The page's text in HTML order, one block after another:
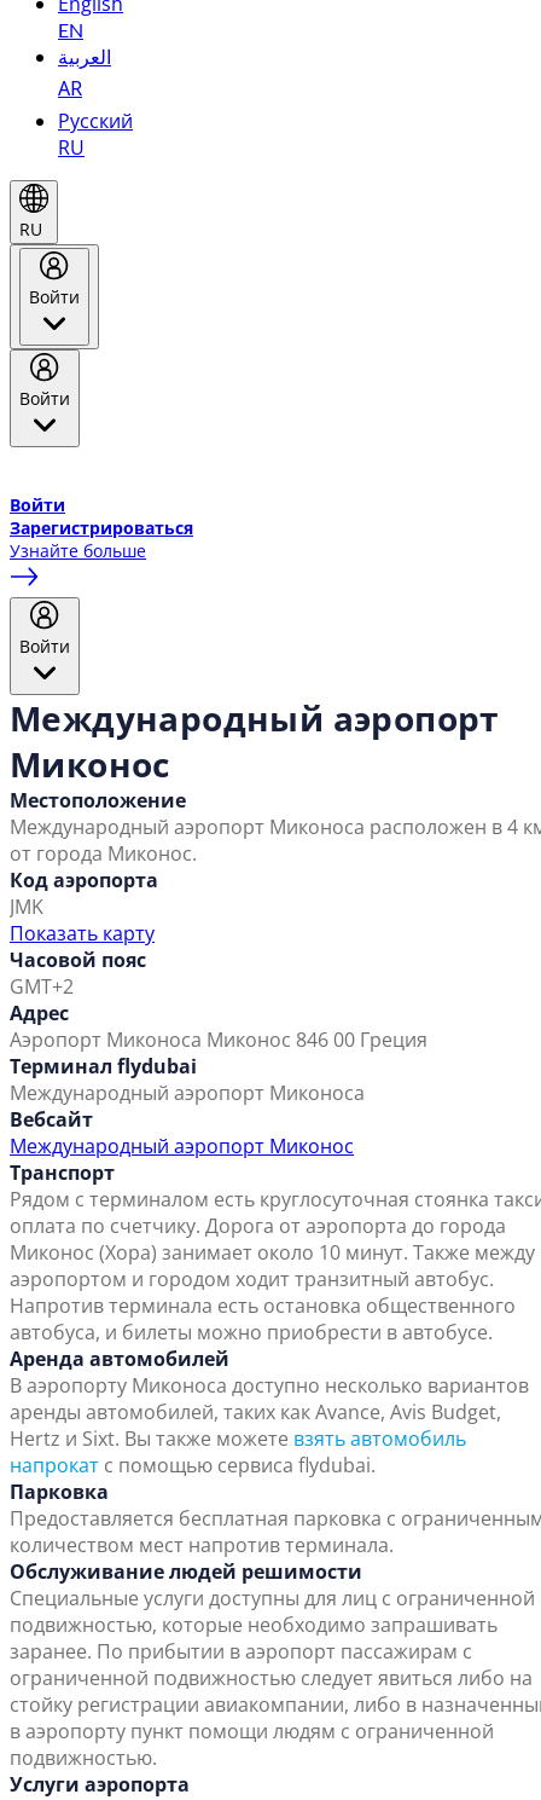
EN
العربية
AR
Русский
RU
RU
Войти
Войти
Войти
Зарегистрироваться
Узнайте больше
Войти
Международный аэропорт
Миконос
Местоположение
Международный аэропорт Миконоса расположен в 4
от города Миконос.
Код аэропорта
JMK
Показать карту
Часовой пояс
GMT+2
Адрес
Аэропорт Миконоса Миконос 846 00 Греция
Терминал flydubai
Международный аэропорт Миконоса
Вебсайт
Международный аэропорт Миконос
Транспорт
Рядом с терминалом есть круглосуточная стоянка
оплата по счетчику. Дорога от аэропорта до города
Миконос (Хора) занимает около 10 минут. Также между
аэропортом и городом ходит транзитный автобус.
Напротив терминала есть остановка общественного
автобуса, и билеты можно приобрести в автобусе.
Аренда автомобилей
В аэропорту Миконоса доступно несколько вариантов
аренды автомобилей, таких как Avance, Avis Budget,
Hertz и Sixt. Вы также можете взять автомобиль
напрокат с помощью сервиса flydubai.
Парковка
Предоставляется бесплатная парковка с
количеством мест напротив терминала.
Обслуживание людей решимости
Специальные услуги доступны для лиц с ограниченной
подвижностью, которые необходимо запрашивать
заранее. По прибытии в аэропорт пассажирам с
ограниченной подвижностью следует явиться либо на
стойку регистрации авиакомпании, либо в
в аэропорту пункт помощи людям с ограниченной
подвижностью.
Услуги аэропорта